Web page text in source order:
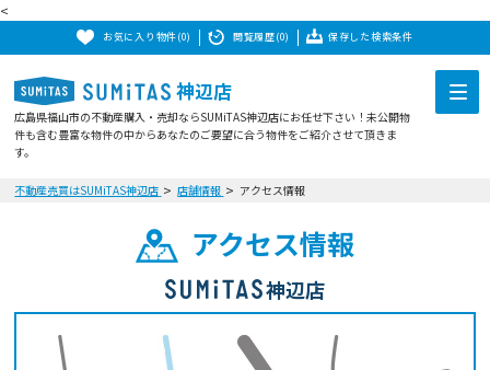
<
お気に入り物件(0) 閲覧履歴(0) 保存した検索条件
神辺店
広島県福山市の不動産購入・売却ならSUMiTAS神辺店にお任せ下さい！未公開物
件も含む豊富な物件の中からあなたのご要望に合う物件をご紹介させて頂きま
す。
不動産売買はSUMiTAS神辺店 店舗情報 アクセス情報
アクセス情報
神辺店